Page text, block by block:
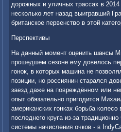
дорожных и уличных трассах в
несколько лет назад выигравший
британское первенство в этой
Перспективы
На данный момент оценить шансы
прошедшем сезоне ему довелось
гонок, в которых машина не
позиции, но россиянин старался
заезд даже на повреждённом или
опыт обязательно пригодится
американских гонках борьба
последнего круга из-за
системы начисления очков - в